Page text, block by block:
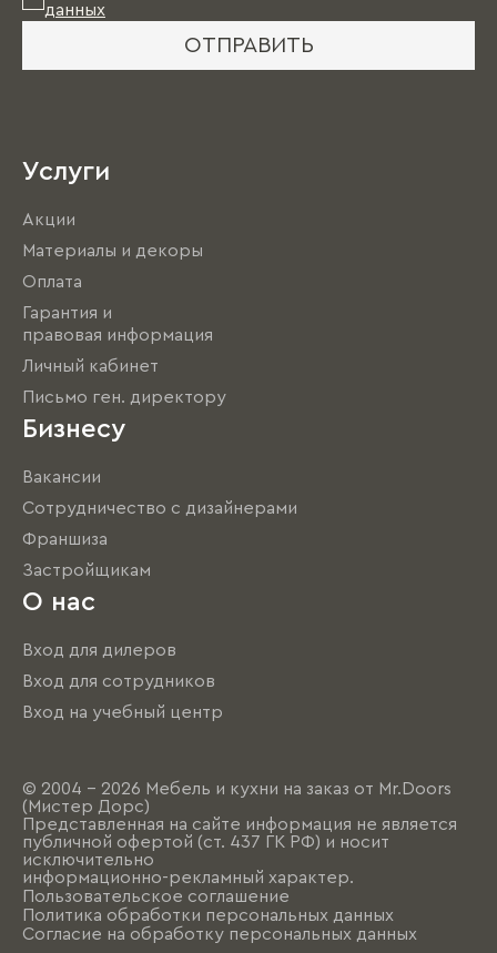
данных
ОТПРАВИТЬ
Услуги
Акции
Материалы и декоры
Оплата
Гарантия и
правовая информация
Личный кабинет
Письмо ген. директору
Бизнесу
Вакансии
Сотрудничество с дизайнерами
Франшиза
Застройщикам
О нас
Вход для дилеров
Вход для сотрудников
Вход на учебный центр
© 2004 - 2026 Мебель и кухни на заказ от Mr.Doors
(Мистер Дорс)
Представленная на сайте информация не является
публичной офертой (ст. 437 ГК РФ) и носит
исключительно
информационно-рекламный характер.
Пользовательское соглашение
Политика обработки персональных данных
Согласие на обработку персональных данных